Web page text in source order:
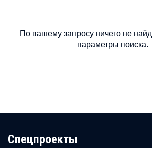
По вашему запросу ничего не
параметры поиска.
Cпецпроекты